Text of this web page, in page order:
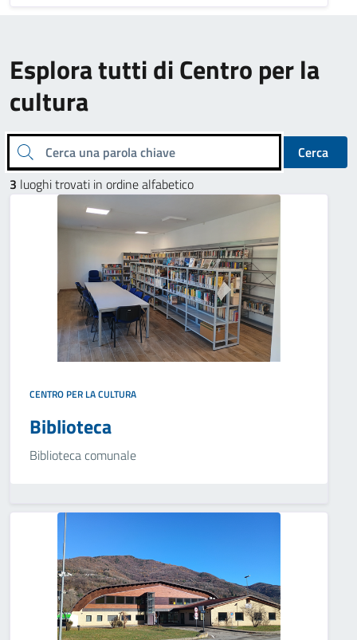
Esplora tutti di Centro per la
cultura
Cerca una parola chiave
Cerca
3 luoghi trovati in ordine alfabetico
CENTRO PER LA CULTURA
Biblioteca
Biblioteca comunale